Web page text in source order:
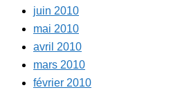
juin 2010
mai 2010
avril 2010
mars 2010
février 2010